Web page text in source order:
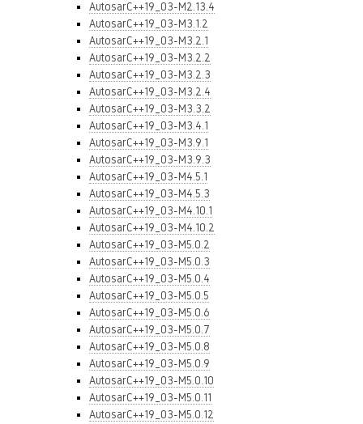
AutosarC++19_03-M2.13.4
AutosarC++19_03-M3.1.2
AutosarC++19_03-M3.2.1
AutosarC++19_03-M3.2.2
AutosarC++19_03-M3.2.3
AutosarC++19_03-M3.2.4
AutosarC++19_03-M3.3.2
AutosarC++19_03-M3.4.1
AutosarC++19_03-M3.9.1
AutosarC++19_03-M3.9.3
AutosarC++19_03-M4.5.1
AutosarC++19_03-M4.5.3
AutosarC++19_03-M4.10.1
AutosarC++19_03-M4.10.2
AutosarC++19_03-M5.0.2
AutosarC++19_03-M5.0.3
AutosarC++19_03-M5.0.4
AutosarC++19_03-M5.0.5
AutosarC++19_03-M5.0.6
AutosarC++19_03-M5.0.7
AutosarC++19_03-M5.0.8
AutosarC++19_03-M5.0.9
AutosarC++19_03-M5.0.10
AutosarC++19_03-M5.0.11
AutosarC++19_03-M5.0.12